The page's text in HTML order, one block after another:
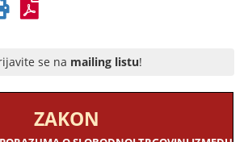
se na mailing listu!
ZAKON